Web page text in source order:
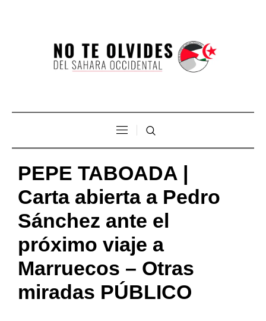
PEPE TABOADA |
Carta abierta a Pedro
Sánchez ante el
próximo viaje a
Marruecos – Otras
miradas PÚBLICO